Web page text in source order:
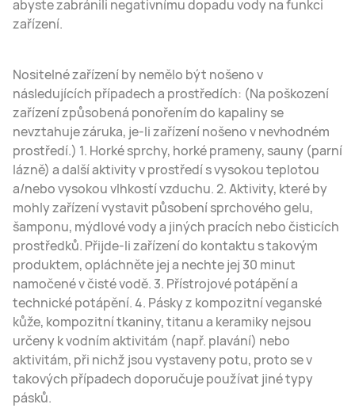
abyste zabránili negativnímu dopadu vody na funkci
zařízení.
Nositelné zařízení by nemělo být nošeno v
následujících případech a prostředích: (Na poškození
zařízení způsobená ponořením do kapaliny se
nevztahuje záruka, je-li zařízení nošeno v nevhodném
prostředí.) 1. Horké sprchy, horké prameny, sauny (parní
lázně) a další aktivity v prostředí s vysokou teplotou
a/nebo vysokou vlhkostí vzduchu. 2. Aktivity, které by
mohly zařízení vystavit působení sprchového gelu,
šamponu, mýdlové vody a jiných pracích nebo čisticích
prostředků. Přijde-li zařízení do kontaktu s takovým
produktem, opláchněte jej a nechte jej 30 minut
namočené v čisté vodě. 3. Přístrojové potápění a
technické potápění. 4. Pásky z kompozitní veganské
kůže, kompozitní tkaniny, titanu a keramiky nejsou
určeny k vodním aktivitám (např. plavání) nebo
aktivitám, při nichž jsou vystaveny potu, proto se v
takových případech doporučuje používat jiné typy
pásků.